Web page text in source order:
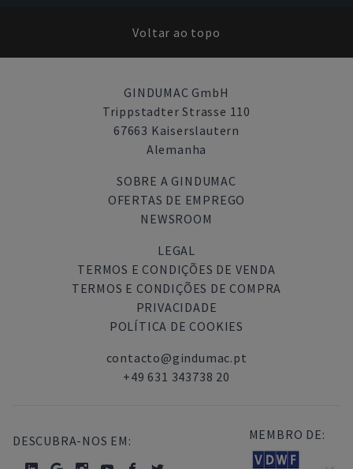
Voltar ao topo
GINDUMAC GmbH
Trippstadter Strasse 110
67663 Kaiserslautern
Alemanha
SOBRE A GINDUMAC
OFERTAS DE EMPREGO
NEWSROOM
LEGAL
TERMOS E CONDIÇÕES DE VENDA
TERMOS E CONDIÇÕES DE COMPRA
PRIVACIDADE
POLÍTICA DE COOKIES
contacto@gindumac.pt
+49 631 343738 20
DESCUBRA-NOS EM: MEMBRO DE: